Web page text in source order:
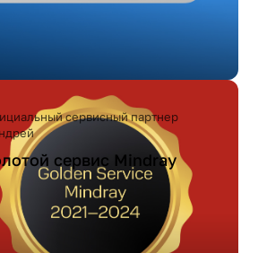
сервисный партнер
сервис Mindray